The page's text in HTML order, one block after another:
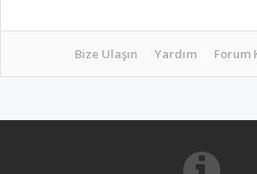
Bize Ulaşın Yardım Forum